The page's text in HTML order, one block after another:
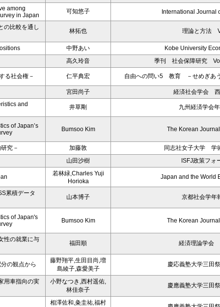
among
in Japan
可知悠子 International Journal
の比較を通し
林拓也 理論と方法
中野あい
Kobe University
高久玲音
季刊 社会保障研究
る社会権－ 仁平典宏 自由への問い5 教育 －せめぎあ
宮田尚子
経済社会学会
and
井草剛 九州経済学会
of Japan’s
Bumsoo Kim The Korean
究－ 加藤敦
同志社女子大学 学
山田沙樹
ISFJ政策フォ
若林緑,Charles Yuji
Horioka
Japan and the World
累積データ
山本博子 京都社会学
of Japan's
Bumsoo Kim The Korean
性の就業に与
福田順 経済理論学会
の観点から
藤野翔平,生田目尚,増
島綾子,森愛美子
慶応義塾大学三田
用車指向の実
小野なつき,西村遥佑,
林佳奈子
慶應義塾大学三田
相澤佐和,粂圭祐,福村